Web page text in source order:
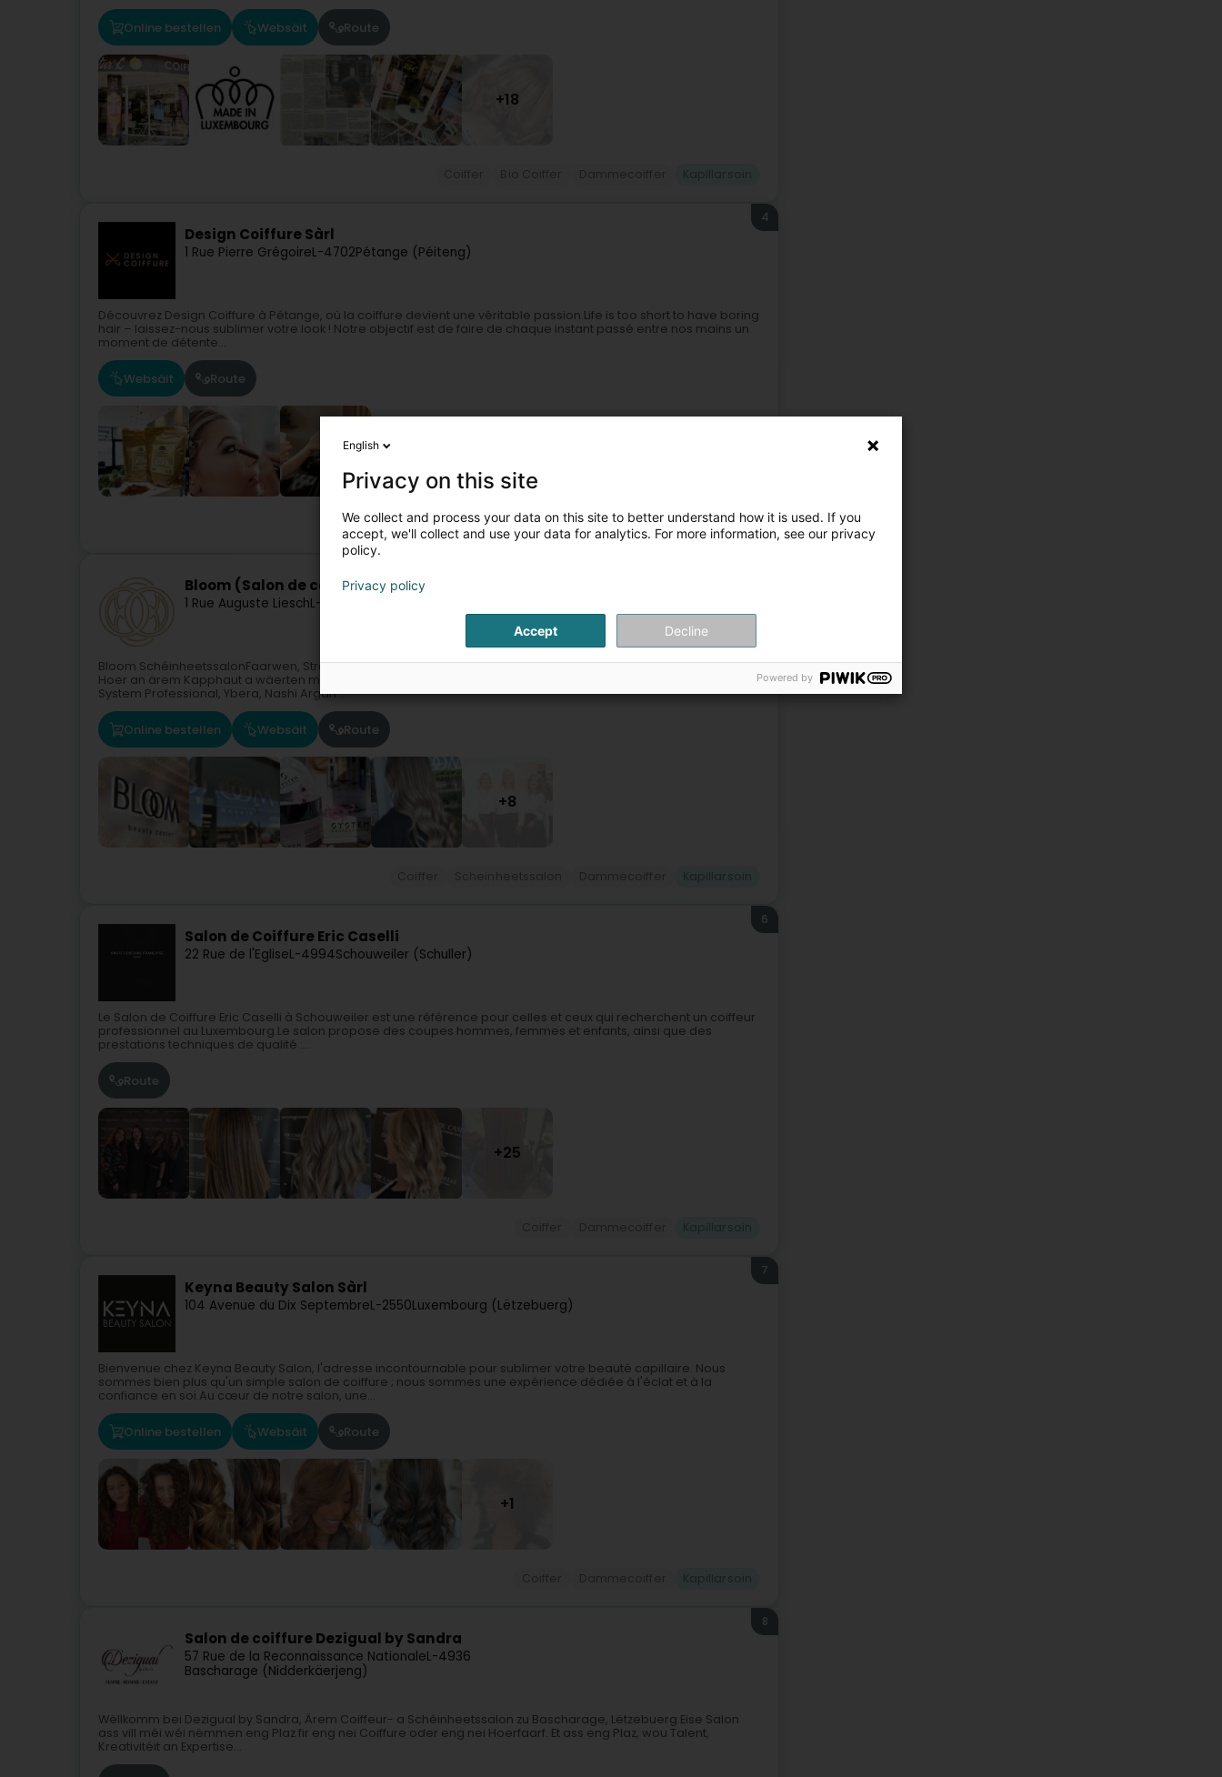
Online bestellen Websäit Route
+18
Design Coiffure Sàrl
1 Rue Pierre GrégoireL-4702Pétange (Péiteng)
4
Découvrez Design Coiffure à Pétange, où la coiffure devient une véritable passion.Life is too short to have boring
hair – laissez-nous sublimer votre look ! Notre objectif est de faire de chaque instant passé entre nos mains un
moment de détente...
Websäit Route
Coiffer Dammecoiffer Kapillarsoin
Bloom (Salon de coiffure et beauté)
1 Rue Auguste LieschL-3474
Bloom SchéinheetssalonFaarwen, Sträifen, Coupe, Balayage... Mir këmmeren eis ëm d'Bedierfnesser vun ären
Hoer an ärem Kapphaut a wäerten méi glänzend a gesond Hoer enthüllen.D'Produkter vu Wella Professionals,
System Professional, Ybera, Nashi Argan...
Online bestellen Websäit Route
+8
Salon de Coiffure Eric Caselli
22 Rue de l'EgliseL-4994Schouweiler (Schuller)
6
Le Salon de Coiffure Eric Caselli à Schouweiler est une référence pour celles et ceux qui recherchent un coiffeur
professionnel au Luxembourg.Le salon propose des coupes hommes, femmes et enfants, ainsi que des
prestations techniques de qualité :...
Route
+25
Keyna Beauty Salon Sàrl
104 Avenue du Dix SeptembreL-2550Luxembourg (Lëtzebuerg)
7
Bienvenue chez Keyna Beauty Salon, l'adresse incontournable pour sublimer votre beauté capillaire. Nous
sommes bien plus qu'un simple salon de coiffure ; nous sommes une expérience dédiée à l'éclat et à la
confiance en soi.Au cœur de notre salon, une...
Online bestellen Websäit Route
+1
Salon de coiffure Dezigual by Sandra
57 Rue de la Reconnaissance NationaleL-4936
Bascharage (Nidderkäerjeng)
8
Wëllkomm bei Dezigual by Sandra, Ärem Coiffeur- a Schéinheetssalon zu Bascharage, Lëtzebuerg.Eise Salon
ass vill méi wéi nëmmen eng Plaz fir eng nei Coiffure oder eng nei Hoerfaarf. Et ass eng Plaz, wou Talent,
Kreativitéit an Expertise...
English
Privacy on this site
We collect and process your data on this site to better understand how it is used. If you
accept, we'll collect and use your data for analytics. For more information, see our privacy
policy.
Privacy policy
Accept Decline
Powered by